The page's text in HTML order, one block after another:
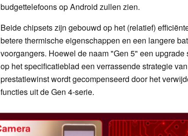
budgettelefoons op Android zullen zien.
Beide chipsets zijn gebouwd op het (relatief)
betere thermische eigenschappen en een langere
voorgangers. Hoewel de naam "Gen 5" een
op het specificatieblad een verrassende strategie
prestatiewinst wordt gecompenseerd door het
functies uit de Gen 4-serie.